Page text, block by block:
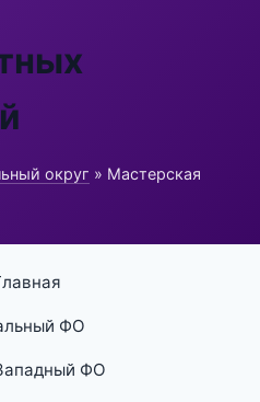
округ » Мастерская
ФО
ФО